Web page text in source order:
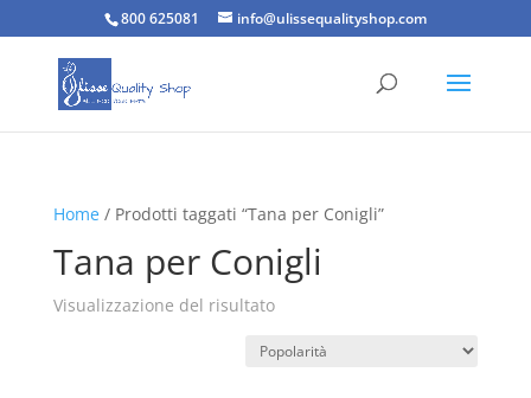
800 625081 info@ulissequalityshop.com
Home/ Prodotti taggati “Tana per Conigli”
Tana per Conigli
Visualizzazione del risultato